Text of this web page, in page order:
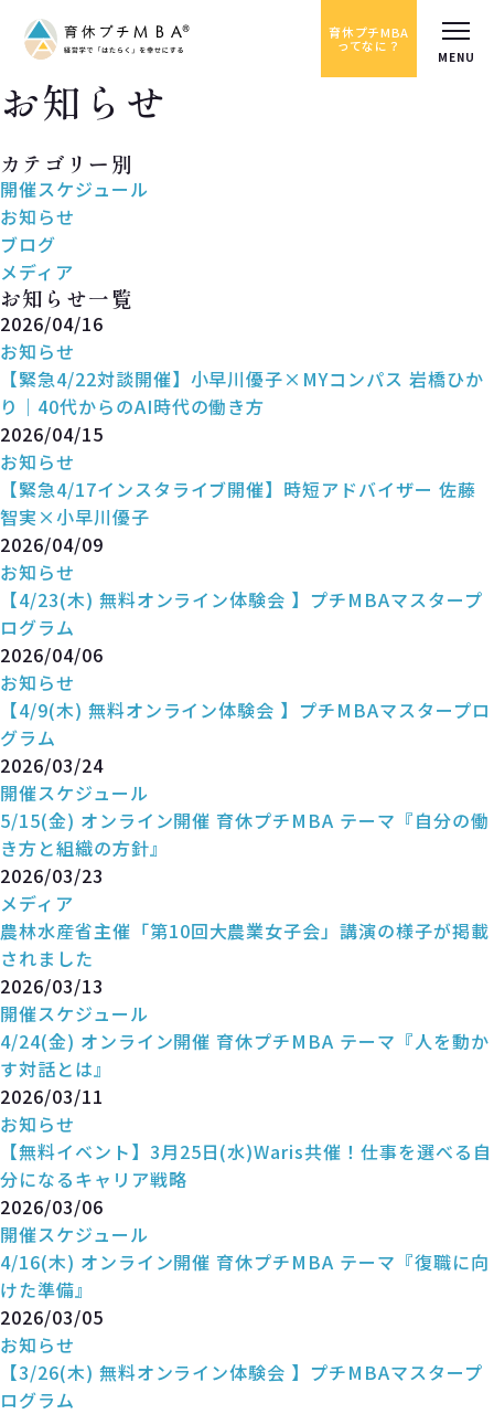
育休プチMBA
ってなに？
お知らせ
カテゴリー別
開催スケジュール
お知らせ
ブログ
メディア
お知らせ一覧
2026/04/16
お知らせ
【緊急4/22対談開催】小早川優子×MYコンパス 岩橋ひか
り｜40代からのAI時代の働き方
2026/04/15
お知らせ
【緊急4/17インスタライブ開催】時短アドバイザー 佐藤
智実×小早川優子
2026/04/09
お知らせ
【4/23(木) 無料オンライン体験会 】プチMBAマスタープ
ログラム
2026/04/06
お知らせ
【4/9(木) 無料オンライン体験会 】プチMBAマスタープロ
グラム
2026/03/24
開催スケジュール
5/15(金) オンライン開催 育休プチMBA テーマ『自分の働
き方と組織の方針』
2026/03/23
メディア
農林水産省主催「第10回大農業女子会」講演の様子が掲載
されました
2026/03/13
開催スケジュール
4/24(金) オンライン開催 育休プチMBA テーマ『人を動か
す対話とは』
2026/03/11
お知らせ
【無料イベント】3月25日(水)Waris共催！仕事を選べる自
分になるキャリア戦略
2026/03/06
開催スケジュール
4/16(木) オンライン開催 育休プチMBA テーマ『復職に向
けた準備』
2026/03/05
お知らせ
【3/26(木) 無料オンライン体験会 】プチMBAマスタープ
ログラム